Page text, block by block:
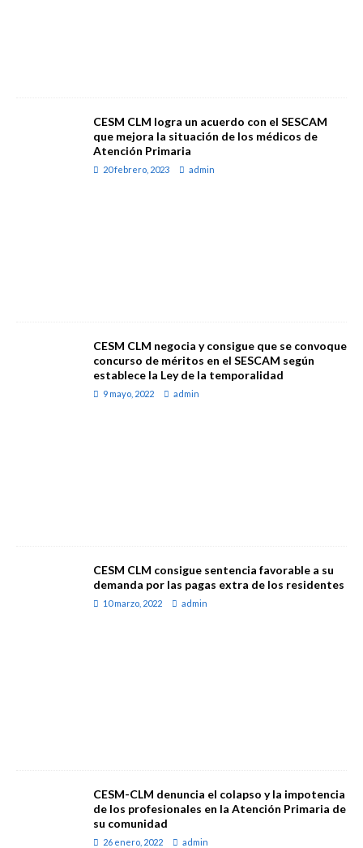
CESM CLM logra un acuerdo con el SESCAM
que mejora la situación de los médicos de
Atención Primaria
20 febrero, 2023 admin
CESM CLM negocia y consigue que se convoque
concurso de méritos en el SESCAM según
establece la Ley de la temporalidad
9 mayo, 2022 admin
CESM CLM consigue sentencia favorable a su
demanda por las pagas extra de los residentes
10 marzo, 2022 admin
CESM-CLM denuncia el colapso y la impotencia
de los profesionales en la Atención Primaria de
su comunidad
26 enero, 2022 admin